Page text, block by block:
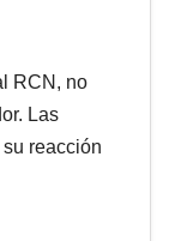
RCN, no
Las
reacción